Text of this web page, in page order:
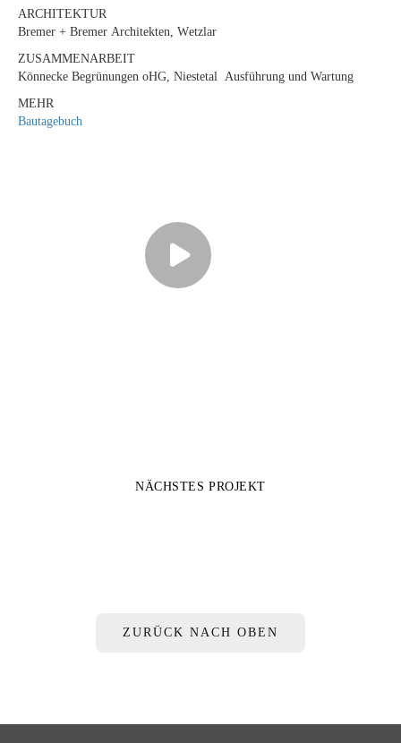
ARCHITEKTUR
Bremer + Bremer Architekten, Wetzlar
ZUSAMMENARBEIT
Könnecke Begrünungen oHG, Niestetal Ausführung und Wartung
MEHR
Bautagebuch
NÄCHSTES PROJEKT
ZURÜCK NACH OBEN